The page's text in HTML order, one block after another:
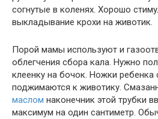
согнутые в коленях. Хорошо
выкладывание крохи на животик.
Порой мамы используют и
облегчения сбора кала. Нужно
клеенку на бочок. Ножки ребенка
поджимаются к животику.
маслом наконечник этой трубки
максимум на один сантиметр.